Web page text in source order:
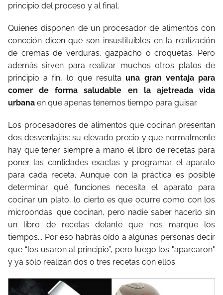
principio del proceso y al final.
Quienes disponen de un procesador de alimentos con
concción dicen que son insustituibles en la realización
de cremas de verduras, gazpacho o croquetas. Pero
además sirven para realizar muchos otros platos de
principio a fin, lo que resultauna gran ventaja para
comer de forma saludable en la ajetreada vida
urbana en que apenas tenemos tiempo para guisar.
Los procesadores de alimentos que cocinan presentan
dos desventajas: su elevado precio y que normalmente
hay que tener siempre a mano el libro de recetas para
poner las cantidades exactas y programar el aparato
para cada receta. Aunque con la práctica es posible
determinar qué funciones necesita el aparato para
cocinar un plato, lo cierto es que ocurre como con los
microondas: que cocinan, pero nadie saber hacerlo sin
un libro de recetas delante que nos marque los
tiempos... Por eso habrás oído a algunas personas decir
que “los usaron al principio”, pero luego los "aparcaron"
y ya sólo realizan dos o tres recetas con ellos.